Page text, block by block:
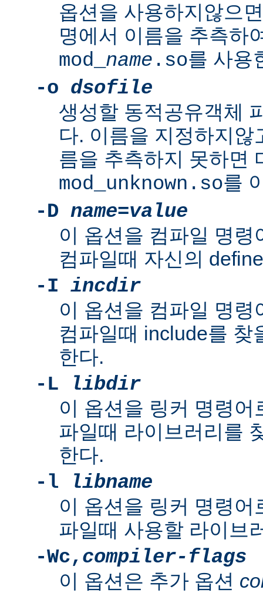
옵션을 사용하지않으
명에서 이름을 추측하
mod_ name .so를 사용
-o dsofile
생성할 동적공유객체
다. 이름을 지정하지
름을 추측하지 못하면
mod_unknown.so를
-D name=value
이 옵션을 컴파일 명
컴파일때 자신의
-I incdir
이 옵션을 컴파일 명
컴파일때 include를 찾
한다.
-L
libdir
이 옵션을 링커 명령
파일때 라이브러리를
한다.
-l
libname
이 옵션을 링커 명령
파일때 사용할 라이브
-Wc, compiler-flags
이 옵션은 추가 옵션